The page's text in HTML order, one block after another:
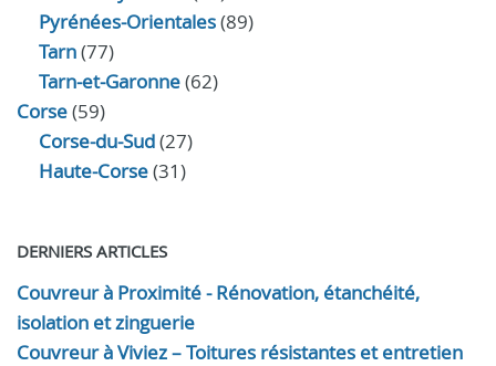
Pyrénées-Orientales(89)
Tarn(77)
Tarn-et-Garonne(62)
Corse(59)
Corse-du-Sud(27)
Haute-Corse(31)
DERNIERS ARTICLES
Couvreur à Proximité - Rénovation, étanchéité,
isolation et zinguerie
Couvreur à Viviez – Toitures résistantes et entretien